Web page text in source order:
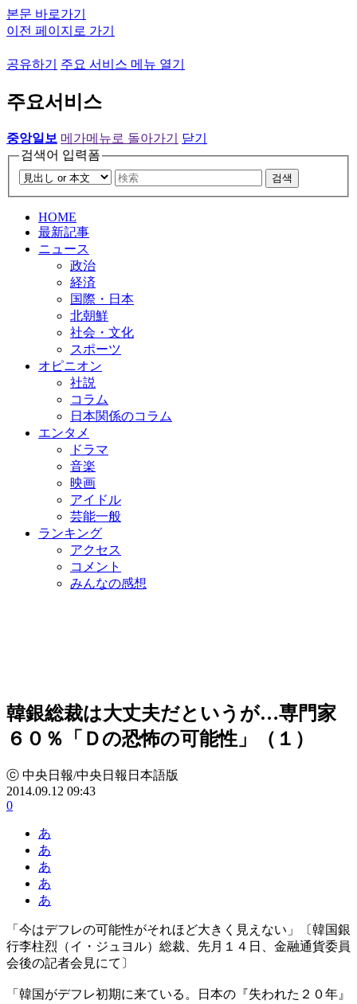
본문 바로가기
이전 페이지로 가기
공유하기 주요 서비스 메뉴 열기
주요서비스
중앙일보 메가메뉴로 돌아가기
닫기
검색어 입력폼
검색
HOME
最新記事
ニュース
政治
経済
国際・日本
北朝鮮
社会・文化
スポーツ
オピニオン
社説
コラム
日本関係のコラム
エンタメ
ドラマ
音楽
映画
アイドル
芸能一般
ランキング
アクセス
コメント
みんなの感想
韓銀総裁は大丈夫だというが…専門家
６０％「Ｄの恐怖の可能性」（１）
ⓒ 中央日報/中央日報日本語版
2014.09.12 09:43
0
あ
あ
あ
あ
あ
「今はデフレの可能性がそれほど大きく見えない」〔韓国銀
行李柱烈（イ・ジュヨル）総裁、先月１４日、金融通貨委員
会後の記者会見にて〕
「韓国がデフレ初期に来ている。日本の『失われた２０年』